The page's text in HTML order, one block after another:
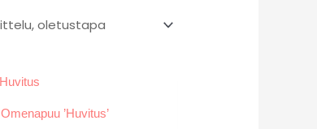
Omenapuu ’Huvitus’